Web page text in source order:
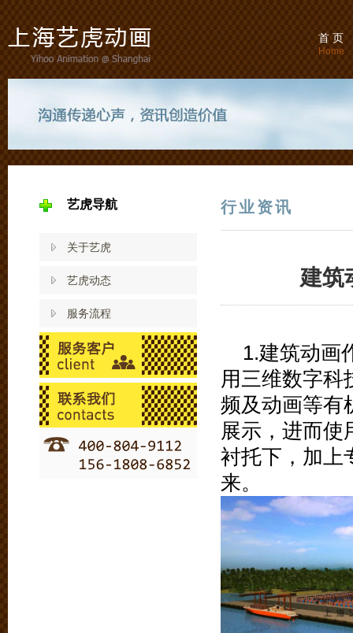
首 页
Home
艺虎导航
关于艺虎
艺虎动态
服务流程
行业资讯
建筑
1.建筑动画
用三维数字科
频及动画等有
展示，进而使
衬托下，加上
来。